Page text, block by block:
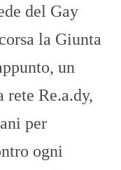
del Gay
la Giunta
un
rete Re.a.dy,
per
ogni